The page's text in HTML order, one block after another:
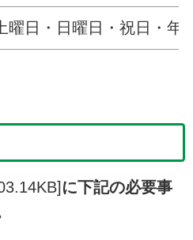
曜日・日曜日・祝日・年
に下記の必要事